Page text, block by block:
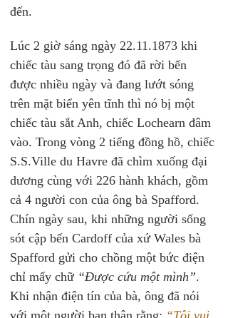
đến.
Lúc 2 giờ sáng ngày 22.11.1873 khi
chiếc tàu sang trọng đó đã rời bến
được nhiều ngày và đang lướt sóng
trên mặt biển yên tĩnh thì nó bị một
chiếc tàu sắt Anh, chiếc Lochearn đâm
vào. Trong vòng 2 tiếng đồng hồ, chiếc
S.S.Ville du Havre đã chìm xuống đại
dương cùng với 226 hành khách, gồm
cả 4 người con của ông bà Spafford.
Chín ngày sau, khi những người sống
sót cập bến Cardoff của xứ Wales bà
Spafford gửi cho chồng một bức điện
chỉ mấy chữ “Được cứu một mình”.
Khi nhận điện tín của bà, ông đã nói
với một người bạn thân rằng: “Tôi vui